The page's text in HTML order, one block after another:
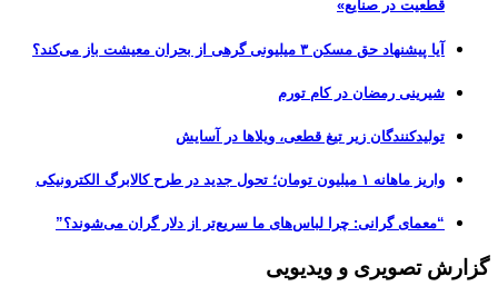
قطعیت در صنایع»
آیا پیشنهاد حق مسکن ۳ میلیونی گرهی از بحران معیشت باز می‌کند؟
شیرینی رمضان در کام تورم
تولیدکنندگان زیر تیغ قطعی، ویلاها در آسایش
واریز ماهانه ۱ میلیون تومان؛ تحول جدید در طرح کالابرگ الکترونیکی
“معمای گرانی: چرا لباس‌های ما سریع‌تر از دلار گران می‌شوند؟”
گزارش تصویری و ویدیویی